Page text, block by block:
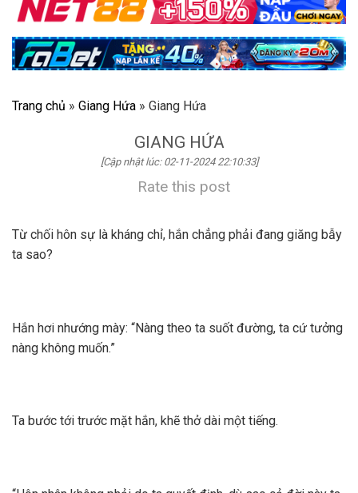
Trang chủ » Giang Hứa » Giang Hứa
GIANG HỨA
[Cập nhật lúc: 02-11-2024 22:10:33]
Rate this post
Từ chối hôn sự là kháng chỉ, hắn chẳng phải đang giăng bẫy
ta sao?
Hắn hơi nhướng mày: “Nàng theo ta suốt đường, ta cứ tưởng
nàng không muốn.”
Ta bước tới trước mặt hắn, khẽ thở dài một tiếng.